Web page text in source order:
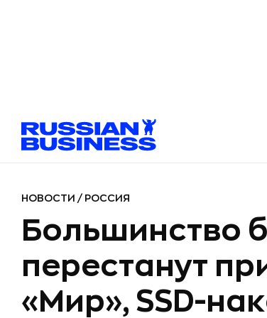
НОВОСТИ / РОССИЯ
Большинство
перестанут
«Мир», SSD-